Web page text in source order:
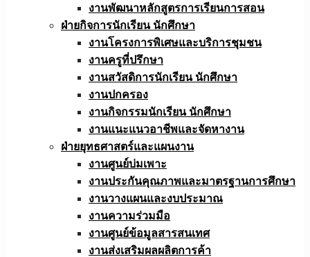
งานพัฒนาหลักสูตรการเรียนการสอน
ฝ่ายกิจการนักเรียน นักศึกษา
งานโครงการพิเศษและบริการชุมชน
งานครูที่ปรึกษา
งานสวัสดิการนักเรียน นักศึกษา
งานปกครอง
งานกิจกรรมนักเรียน นักศึกษา
งานแนะแนวอาชีพและจัดหางาน
ฝ่ายยุทธศาสตร์และแผนงาน
งานศูนย์บ่มเพาะ
งานประกันคุณภาพและมาตรฐานการศึกษา
งานวางแผนและงบประมาณ
งานความร่วมมือ
งานศูนย์ข้อมูลสารสนเทศ
งานส่งเสริมผลผลิตการค้า